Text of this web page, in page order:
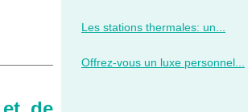
Les stations thermales: un...
Offrez-vous un luxe personnel...